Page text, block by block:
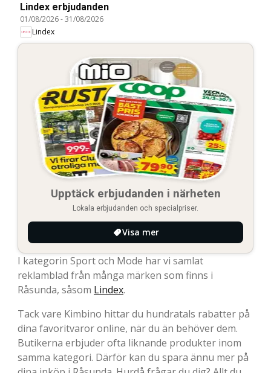
Lindex erbjudanden
01/08/2026-31/08/2026
Lindex
Upptäck erbjudanden i närheten
Lokala erbjudanden och specialpriser.
Visa mer
I kategorin Sport och Mode har vi samlat
reklamblad från många märken som finns i
Råsunda, såsom Lindex.
Tack vare Kimbino hittar du hundratals rabatter på
dina favoritvaror online, när du än behöver dem.
Butikerna erbjuder ofta liknande produkter inom
samma kategori. Därför kan du spara ännu mer på